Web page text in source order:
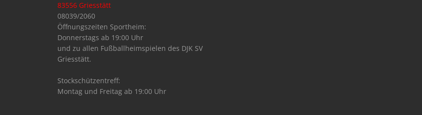
83556 Griesstätt
08039/2060
Öffnungszeiten Sportheim:
Donnerstags ab 19:00 Uhr
und zu allen Fußballheimspielen des DJK SV
Griesstätt.
Stockschützentreff:
Montag und Freitag ab 19:00 Uhr